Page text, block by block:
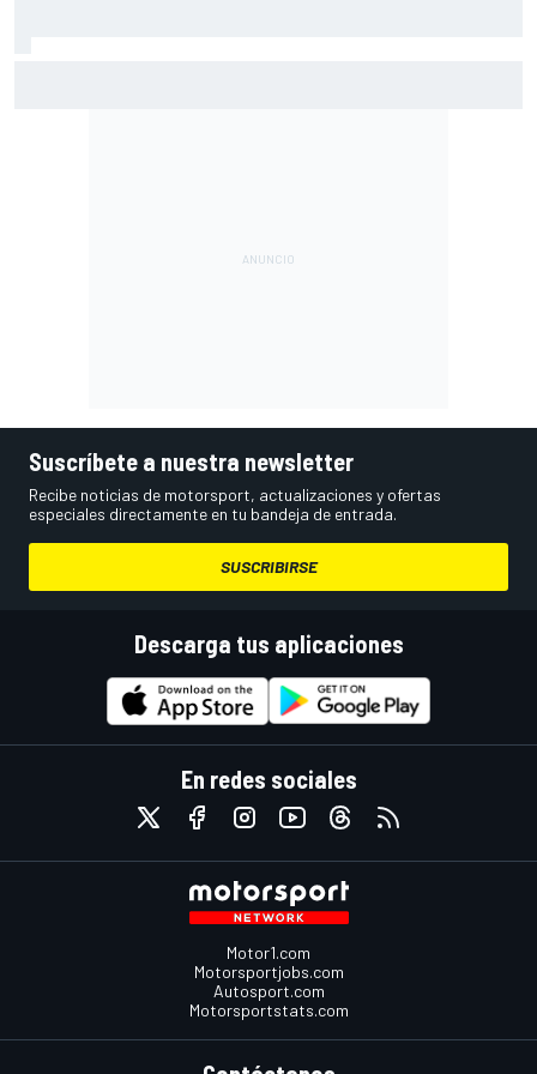
Suscríbete a nuestra newsletter
Recibe noticias de motorsport, actualizaciones y ofertas
especiales directamente en tu bandeja de entrada.
SUSCRIBIRSE
Descarga tus aplicaciones
En redes sociales
Motor1.com
Motorsportjobs.com
Autosport.com
Motorsportstats.com